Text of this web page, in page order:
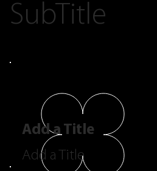
SubTitle
Add a Title
Add a Title